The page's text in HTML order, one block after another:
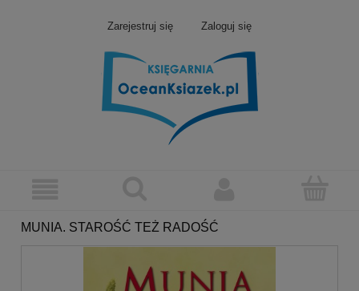
Zarejestruj się Zaloguj się
MUNIA. STAROŚĆ TEŻ RADOŚĆ